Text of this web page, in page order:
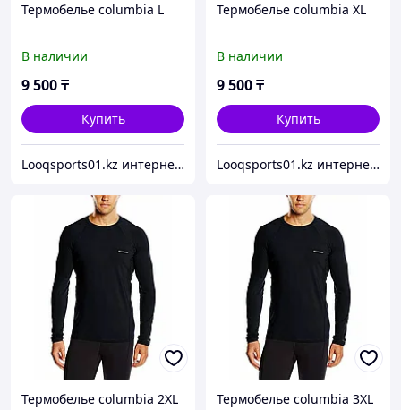
Термобелье columbia L
В наличии
9 500₸
Купить
Looqsports01.kz интернет-магазин спортивных товаров
Термобелье columbia XL
В наличии
9 500₸
Купить
Looqsports01.kz интернет-магазин спортивных товаров
Термобелье columbia 2XL Термобелье columbia 3XL